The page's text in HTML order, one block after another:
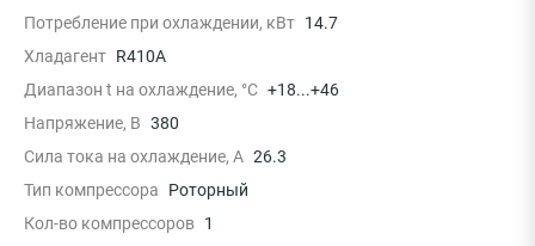
Потребление при охлаждении, кВт 14.7
Хладагент R410A
Диапазон t на охлаждение, °С +18...+46
Напряжение, В 380
Сила тока на охлаждение, А 26.3
Тип компрессора
Роторный
Кол-во компрессоров 1